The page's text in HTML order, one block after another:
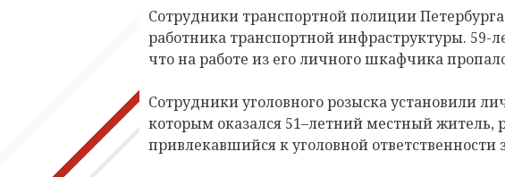
Сотрудники транспортной полиции
работника транспортной инфраструктуры. 59-
что на работе из его личного шкафчика
Сотрудники уголовного розыска установили
которым оказался 51–летний местный житель,
привлекавшийся к уголовной ответственности